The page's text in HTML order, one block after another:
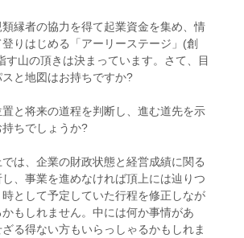
縁者の協力を得て起業資金を集め、情
りはじめる「アーリーステージ」(創
す山の頂きは決まっています。さて、目
と地図はお持ちですか?
と将来の道程を判断し、進む道先を示
ちでしょうか?
は、企業の財政状態と経営成績に関る
、事業を進めなければ頂上には辿りつ
として予定していた行程を修正しなが
もしれません。中には何か事情があ
る得ない方もいらっしゃるかもしれま